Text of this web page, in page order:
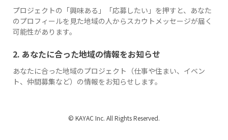
プロジェクトの「興味ある」「応募したい」を押すと、あなた
のプロフィールを見た地域の人からスカウトメッセージが届く
可能性があります。
2. あなたに合った地域の情報をお知らせ
あなたに合った地域のプロジェクト（仕事や住まい、イベン
ト、仲間募集など）の情報をお知らせします。
© KAYAC Inc. All Rights Reserved.